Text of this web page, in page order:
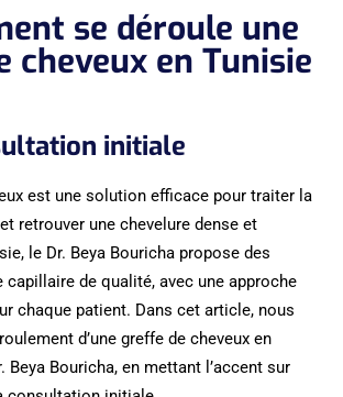
se déroule une
cheveux en Tunisie
initiale
est une solution efficace pour traiter la
retrouver une chevelure dense et
le Dr. Beya Bouricha propose des
capillaire de qualité, avec une approche
chaque patient. Dans cet article, nous
d’une greffe de cheveux en
Beya Bouricha, en mettant l’accent sur